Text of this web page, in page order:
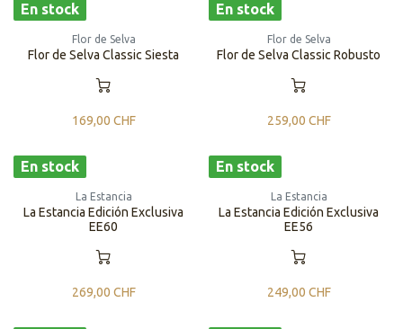
En stock
Flor de Selva
Flor de Selva Classic Siesta
169,00 CHF
En stock
Flor de Selva
Flor de Selva Classic Robusto
259,00 CHF
En stock
La Estancia
La Estancia Edición Exclusiva
EE60
269,00 CHF
En stock
La Estancia
La Estancia Edición Exclusiva
EE56
249,00 CHF